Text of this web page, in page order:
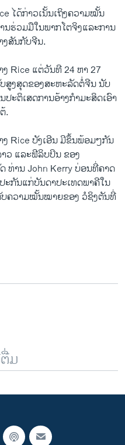
ໄດ້​ກ່າວ​ເນັ້ນ​ເຖິງ​ຄວາມ​ໝັ້ນ
ຮ່ວມ​ມື​ໃນ​ພາກ​ໂຕ​ຈິງ​ແລະ​ການ​
ສັນ​ກັບ​ຈີນ.
Rice ​ແຕ່​ວັນ​ທີ 24 ຫາ 27
ສູງ​ສຸດ​ຂອງ​ສະຫະລັດ​ຕໍ່​ຈີນ ນັບ​
ະຕິ​ເສດ​ການ​ອ້າງ​ກຳມະສິດ​ເອົາ​
.
ງ Rice ບັງ​ເອີນ ​ມີ​ຂຶ້ນ​ພ້ອມໆ​ກັນ​
ວ ​ແລະ​ຟີ​ລິບ​ປິນ ຂອງ​
ທ່ານ John Kerry ບ່ອນ​ທີ່​ຄາດ​
ະກັນ​ແກ່​ບັນດາ​ປະ​ເທດ​ພາຄີ​ໃນ​
ບ​ຄວາມ​ໝັ້ນໝາຍ​ຂອງ​ ວໍຊິງ​ຕັນທີ່​
ມ